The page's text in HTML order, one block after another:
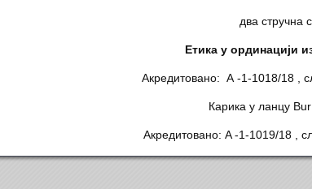
два стручна
Етика у ординацији
Акредитовано: А -1-1018/18 ,
Карика у ланцу
Акредитовано: A -1-1019/18 ,